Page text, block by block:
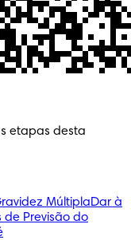
etapas desta
MúltiplaDar à
Previsão do